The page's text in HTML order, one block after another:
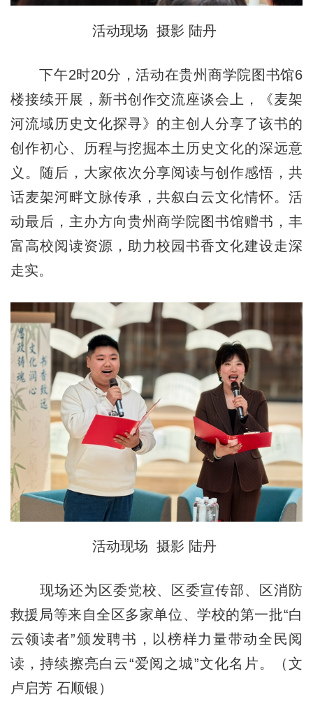
活动现场 摄影 陆丹
下午2时20分，活动在贵州商学院图书馆6
楼接续开展，新书创作交流座谈会上，《麦架
河流域历史文化探寻》的主创人分享了该书的
创作初心、历程与挖掘本土历史文化的深远意
义。随后，大家依次分享阅读与创作感悟，共
话麦架河畔文脉传承，共叙白云文化情怀。活
动最后，主办方向贵州商学院图书馆赠书，丰
富高校阅读资源，助力校园书香文化建设走深
走实。
活动现场 摄影 陆丹
现场还为区委党校、区委宣传部、区消防
救援局等来自全区多家单位、学校的第一批“白
云领读者”颁发聘书，以榜样力量带动全民阅
读，持续擦亮白云“爱阅之城”文化名片。（文
卢启芳 石顺银）